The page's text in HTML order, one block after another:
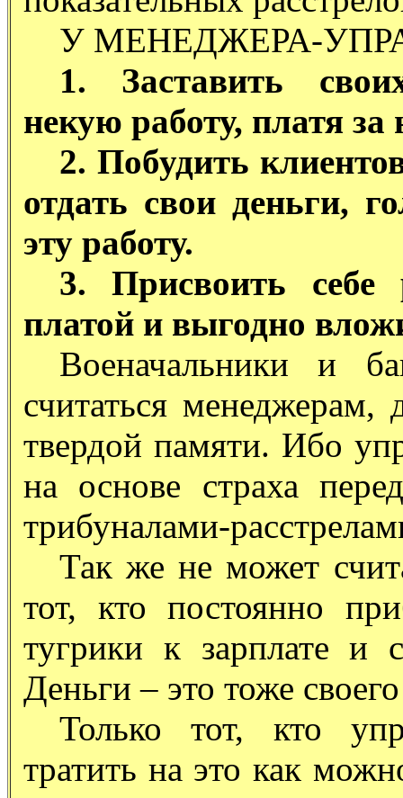
У МЕНЕДЖЕРА-
1. Заставить
некую работу, платя за
2. Побудить
отдать свои деньги,
эту работу.
3. Присвоить
платой и выгодно
Военачальники и
считаться
твердой памяти. Ибо
на основе страха
трибуналами-
Так же не может
тот, кто постоянно
тугрики к зарплате и
Деньги – это тоже
Только тот, кто
тратить на это как